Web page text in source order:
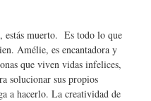
estás muerto. Es todo lo que
Amélie, es encantadora y
que viven vidas infelices,
solucionar sus propios
a hacerlo. La creatividad de